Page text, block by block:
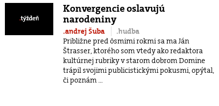
Konvergencie oslavujú
narodeniny
.andrej Šuba
.hudba
Približne pred ôsmimi rokmi sa ma Ján
Štrasser, ktorého som vtedy ako redaktora
kultúrnej rubriky v starom dobrom Domine
trápil svojimi publicistickými pokusmi, opýtal,
či poznám ...